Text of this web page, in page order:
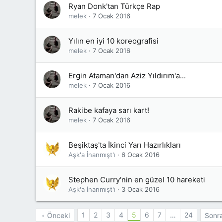
Ryan Donk'tan Türkçe Rap
melek 7 Ocak 2016
Yılın en iyi 10 koreografisi
melek 7 Ocak 2016
Ergin Ataman'dan Aziz Yıldırım'a...
melek 7 Ocak 2016
Rakibe kafaya sarı kart!
melek 7 Ocak 2016
Beşiktaş'ta İkinci Yarı Hazırlıkları
Aşk'a İnanmışt'ı 6 Ocak 2016
Stephen Curry'nin en güzel 10 hareketi
Aşk'a İnanmışt'ı 3 Ocak 2016
Önceki 1 2 3 4 5 6 7 … 24